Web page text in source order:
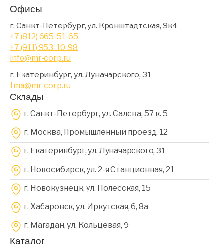
Офисы
г. Санкт-Петербург, ул. Кронштадтская, 9к4
+7 (812) 665-51-65
+7 (911) 953-10-98
info@mr-corp.ru
г. Екатеринбург, ул. Луначарского, 31
tma@mr-corp.ru
Склады
г. Санкт-Петербург, ул. Салова, 57 к. 5
г. Москва, Промышленный проезд, 12
г. Екатеринбург, ул. Луначарского, 31
г. Новосибирск, ул. 2-я Станционная, 21
г. Новокузнецк, ул. Полесская, 15
г. Хабаровск, ул. Иркутская, 6, 8a
г. Магадан, ул. Кольцевая, 9
Каталог